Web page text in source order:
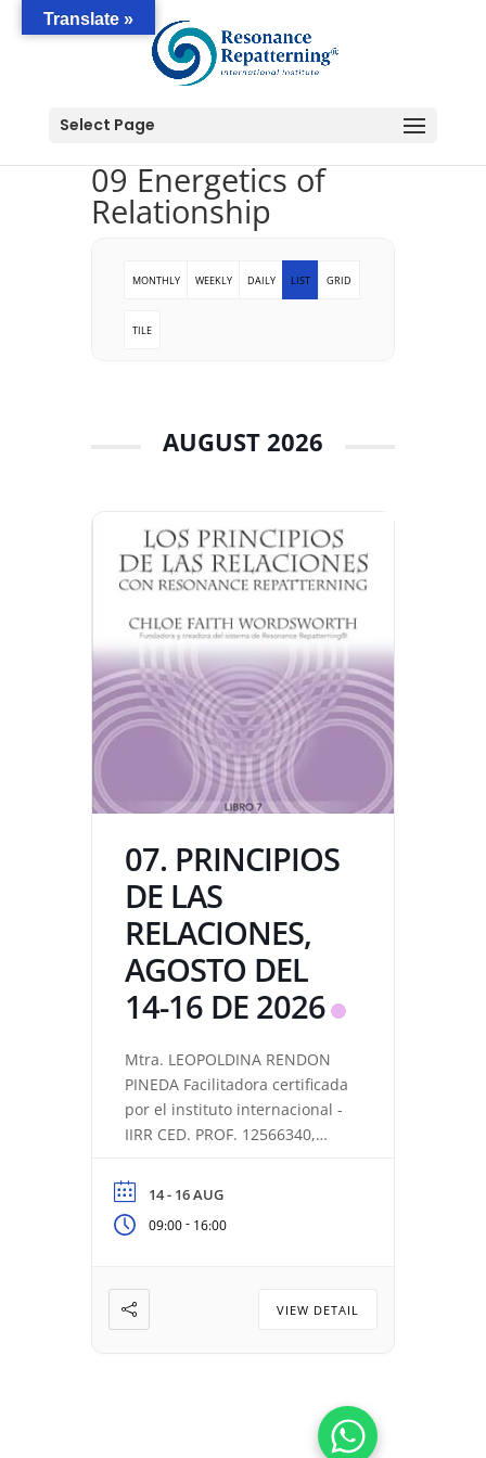
Select Page
09 Energetics of
Relationship
MONTHLY WEEKLY DAILY LIST GRID
TILE
AUGUST 2026
07. PRINCIPIOS
DE LAS
RELACIONES,
AGOSTO DEL
14-16 DE 2026
Mtra. LEOPOLDINA RENDON
PINEDA Facilitadora certificada
por el instituto internacional -
IIRR CED. PROF. 12566340,
con 25 años de experiencia en
Resonance Repatterning y 15
años como maestra. Experta
transformación y conciencia.
14 - 16 AUG
09:00- 16:00
VIEW DETAIL
Translate »